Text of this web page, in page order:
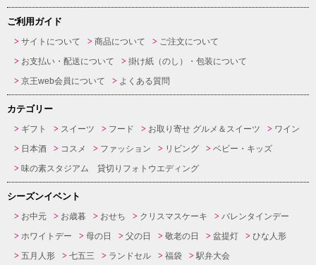
ご利用ガイド
サイトについて 商品について
ご注文について
お支払い・配送について
掛け紙（のし）・包装について
京王web会員について
よくある質問
カテゴリー
ギフト スイーツ フード お取り寄せ グルメ＆スイーツ
ワイン
日本酒
コスメ ファッション リビング
ベビー・キッズ
味の素スタジアム 貸切りフォトウエディング
シーズンイベント
お中元 お歳暮 おせち クリスマスケーキ
バレンタインデー
ホワイトデー
母の日 父の日 敬老の日 盆提灯
ひな人形
五月人形
七五三 ランドセル 福袋 駅弁大会